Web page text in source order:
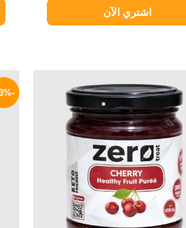
اشتري الآن
الأصلي
هو:
195 EGP.
الحالي
159 EGP.
-23%